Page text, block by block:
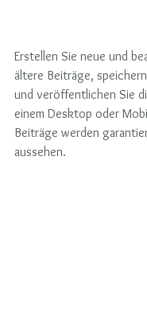
Erstellen Sie neue und
ältere Beiträge,
und veröffentlichen Sie
einem Desktop oder
Beiträge werden
aussehen.